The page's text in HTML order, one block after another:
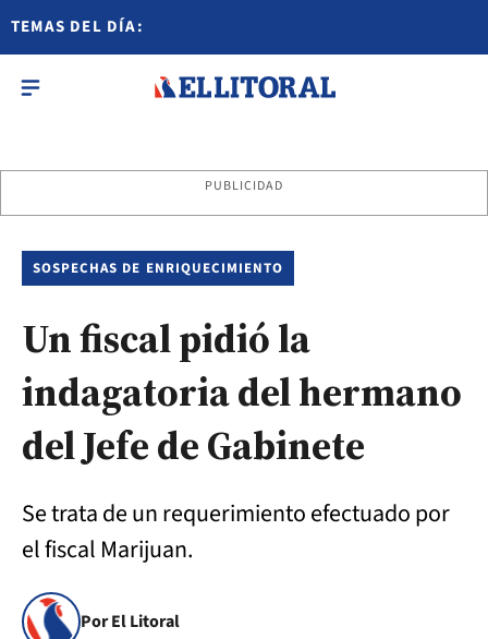
TEMAS DEL DÍA:
PUBLICIDAD
SOSPECHAS DE ENRIQUECIMIENTO
Un fiscal pidió la
indagatoria del hermano
del Jefe de Gabinete
Se trata de un requerimiento efectuado por
el fiscal Marijuan.
Por El Litoral